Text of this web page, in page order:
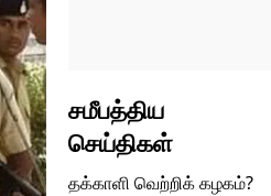
சமீபத்திய
செய்திகள்
தக்காளி வெற்றிக் கழகம்?